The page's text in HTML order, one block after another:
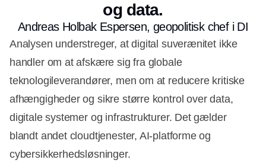
og data.
Andreas Holbak Espersen, geopolitisk chef i DI
Analysen understreger, at digital suverænitet ikke
handler om at afskære sig fra globale
teknologileverandører, men om at reducere kritiske
afhængigheder og sikre større kontrol over data,
digitale systemer og infrastrukturer. Det gælder
blandt andet cloudtjenester, AI-platforme og
cybersikkerhedsløsninger.